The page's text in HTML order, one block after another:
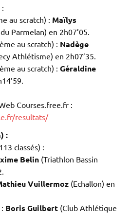
au scratch) : Maïlys
Parmelan) en 2h07’05.
au scratch) : Nadège
Athlétisme) en 2h07’35.
au scratch) : Géraldine
Courses.free.fr :
resultats/
:
classés) :
Belin (Triathlon Bassin
Vuillermoz (Echallon) en
Boris Guilbert (Club Athlétique